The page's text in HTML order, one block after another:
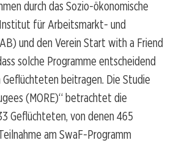
durch das Sozio-ökonomische
Institut für Arbeitsmarkt- und
und den Verein Start with a Friend
solche Programme entscheidend
beitragen. Die Studie
(MORE)“ betrachtet die
Geflüchteten, von denen 465
am SwaF-Programm